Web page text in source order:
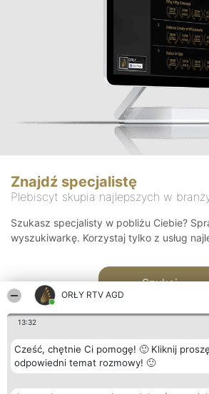
ORŁY RTV AGD
13:32
Cześć, chętnie Ci pomogę! 🙂 Kliknij
odpowiedni temat rozmowy! 🙂
Znajdź specjalistę
Plebiscyt skupia najlepszych w
Szukasz specjalisty w pobliżu Ciebie?
wyszukiwarkę. Korzystaj tylko z usług
Szukaj
Organizator plebiscytu Plebiscyt